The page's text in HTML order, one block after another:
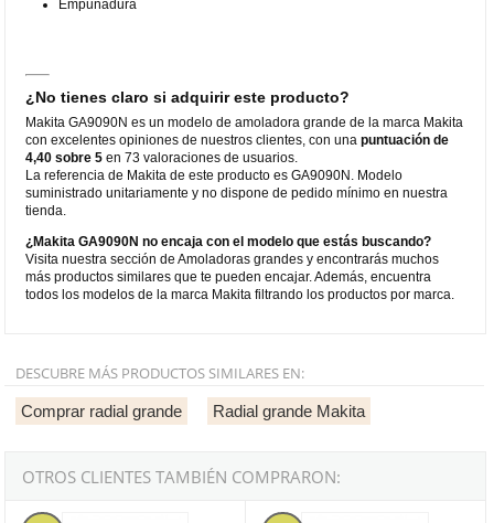
Empuñadura
¿No tienes claro si adquirir este producto?
Makita GA9090N es un modelo de amoladora grande de la marca Makita
con excelentes opiniones de nuestros clientes, con unapuntuación de
4,40 sobre 5 en 73 valoraciones de usuarios.
La referencia de Makita de este producto es GA9090N. Modelo
suministrado unitariamente y no dispone de pedido mínimo en nuestra
tienda.
¿Makita GA9090N no encaja con el modelo que estás buscando?
Visita nuestra sección de Amoladoras grandes y encontrarás muchos
más productos similares que te pueden encajar. Además, encuentra
todos los modelos de la marca Makita filtrando los productos por marca.
DESCUBRE MÁS PRODUCTOS SIMILARES EN:
Comprar radial grande Radial grande Makita
OTROS CLIENTES TAMBIÉN COMPRARON:
Amoladora Makita GA9020R 2.200W 230mm - SAR - Arranque
Amoladora Makita GA9060R